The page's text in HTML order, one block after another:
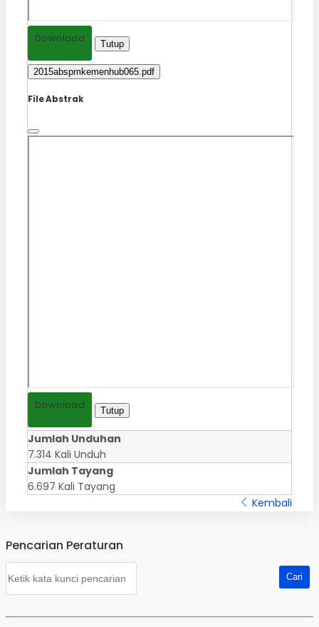
Download Tutup
2015abspmkemenhub065.pdf
File Abstrak
Download Tutup
Jumlah Unduhan
7.314 Kali Unduh
Jumlah Tayang
6.697 Kali Tayang
Kembali
Pencarian Peraturan